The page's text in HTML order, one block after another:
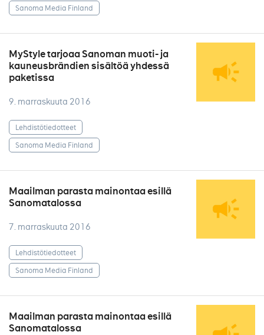
Sanoma Media Finland
MyStyle tarjoaa Sanoman muoti- ja
kauneusbrändien sisältöä yhdessä
paketissa
9. marraskuuta 2016
Lehdistötiedotteet
Sanoma Media Finland
Maailman parasta mainontaa esillä
Sanomatalossa
7. marraskuuta 2016
Lehdistötiedotteet
Sanoma Media Finland
Maailman parasta mainontaa esillä
Sanomatalossa